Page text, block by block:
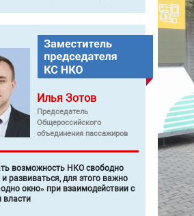
Илья Зотов
Председатель
Общероссийского
объединения пассажиров
возможность НКО свободно
развиваться, для этого важно
окно» при взаимодействии с
власти